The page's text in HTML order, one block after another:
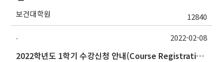
보건대학원 12840
-
2022학년도 1학기 수강신청 안내(Course Registration for 2022 Spring semester)
2022-02-08